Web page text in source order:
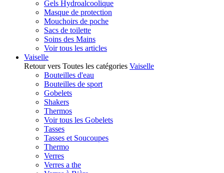
Gels Hydroalcoolique
Masque de protection
Mouchoirs de poche
Sacs de toilette
Soins des Mains
Voir tous les articles
Vaiselle
Retour vers Toutes les catégories Vaiselle
Bouteilles d'eau
Bouteilles de sport
Gobelets
Shakers
Thermos
Voir tous les Gobelets
Tasses
Tasses et Soucoupes
Thermo
Verres
Verres a the